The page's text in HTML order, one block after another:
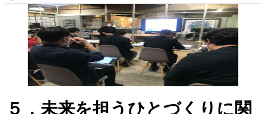
５．未来を担うひとづくりに関